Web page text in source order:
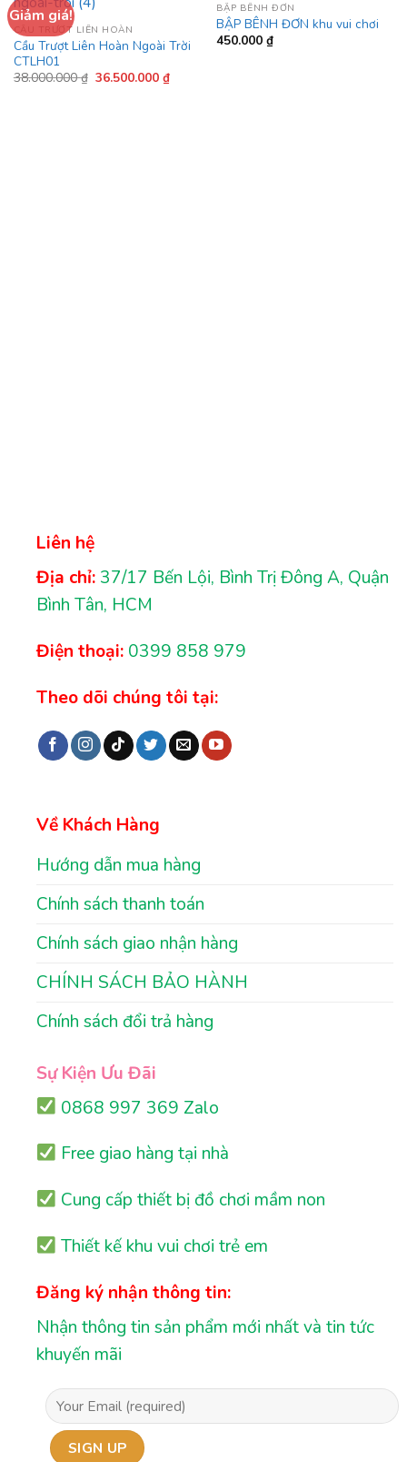
Giảm giá!
CẦU TRƯỢT LIÊN HOÀN
Cầu Trượt Liên Hoàn Ngoài Trời
CTLH01
38.000.000₫ Giá
36.500.000 ₫Giá
hiện
BẬP BÊNH ĐƠN
BẬP BÊNH ĐƠN khu vui chơi
450.000 ₫
Liên hệ
Địa chỉ: 37/17 Bến Lội, Bình Trị Đông A, Quận
Bình Tân, HCM
Điện thoại: 0399 858 979
Theo dõi chúng tôi tại:
Về Khách Hàng
Hướng dẫn mua hàng
Chính sách thanh toán
Chính sách giao nhận hàng
CHÍNH SÁCH BẢO HÀNH
Chính sách đổi trả hàng
Sự Kiện Ưu Đãi
0868 997 369 Zalo
Free giao hàng tại nhà
Cung cấp thiết bị đồ chơi mầm non
Thiết kế khu vui chơi trẻ em
Đăng ký nhận thông tin:
Nhận thông tin sản phẩm mới nhất và tin tức
khuyến mãi